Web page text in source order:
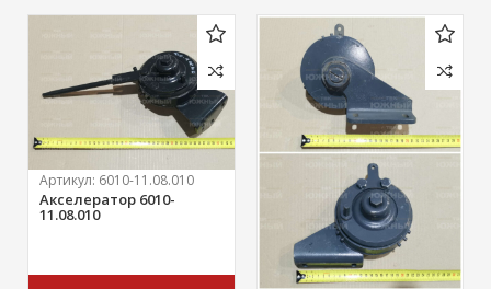
Артикул: 6010-11.08.010
Акселератор 6010-
11.08.010